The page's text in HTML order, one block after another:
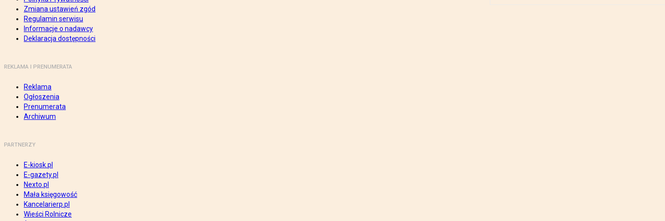
Zmiana ustawień zgód
Regulamin serwisu
Informacje o nadawcy
Deklaracja dostępności
REKLAMA I PRENUMERATA
Reklama
Ogłoszenia
Prenumerata
Archiwum
PARTNERZY
E-kiosk.pl
E-gazety.pl
Nexto.pl
Mała księgowość
Kancelarierp.pl
Wieści Rolnicze